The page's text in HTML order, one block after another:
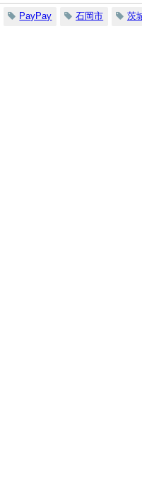
PayPay 石岡市 茨